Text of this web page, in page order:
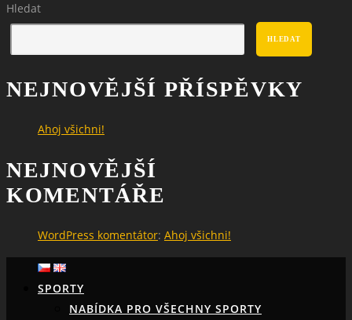
Hledat
HLEDAT
NEJNOVĚJŠÍ PŘÍSPĚVKY
Ahoj všichni!
NEJNOVĚJŠÍ
KOMENTÁŘE
WordPress komentátor: Ahoj všichni!
SPORTY
NABÍDKA PRO VŠECHNY SPORTY